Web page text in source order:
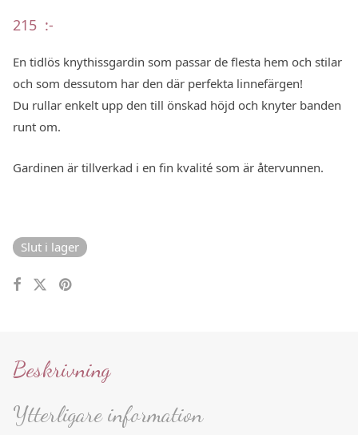
215 :-
En tidlös knythissgardin som passar de flesta hem och stilar
och som dessutom har den där perfekta linnefärgen!
Du rullar enkelt upp den till önskad höjd och knyter banden
runt om.
Gardinen är tillverkad i en fin kvalité som är återvunnen.
Slut i lager
Beskrivning
Ytterligare information